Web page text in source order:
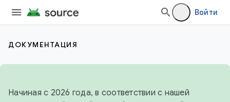
Войти
ДОКУМЕНТАЦИЯ
Начиная с 2026 года, в соответствии с нашей